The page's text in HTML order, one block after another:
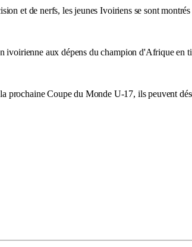
et de nerfs, les jeunes Ivoiriens se sont
ivoirienne aux dépens du champion d'Afrique en
prochaine Coupe du Monde U-17, ils peuvent